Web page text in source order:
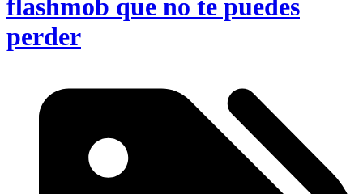
flashmob que no te puedes
perder